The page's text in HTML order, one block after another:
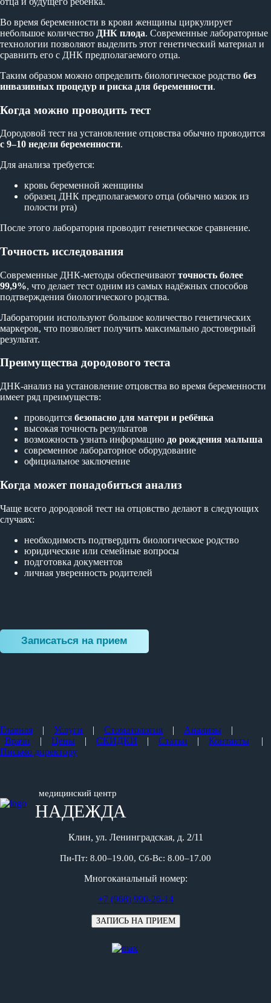
Во время беременности в крови женщины циркулирует
небольшое количество ДНК плода. Современные лабораторные
технологии позволяют выделить этот генетический материал и
сравнить его с ДНК предполагаемого отца.
Таким образом можно определить биологическое родство без
инвазивных процедур и риска для беременности.
Когда можно проводить тест
Дородовой тест на установление отцовства обычно проводится
с 9–10 недели беременности.
Для анализа требуется:
кровь беременной женщины
образец ДНК предполагаемого отца (обычно мазок из
полости рта)
После этого лаборатория проводит генетическое сравнение.
Точность исследования
Современные ДНК-методы обеспечивают точность более
99,9%, что делает тест одним из самых надёжных способов
подтверждения биологического родства.
Лаборатории используют большое количество генетических
маркеров, что позволяет получить максимально достоверный
результат.
Преимущества дородового теста
ДНК-анализ на установление отцовства во время беременности
имеет ряд преимуществ:
проводится безопасно для матери и ребёнка
высокая точность результатов
возможность узнать информацию до рождения малыша
современное лабораторное оборудование
официальное заключение
Когда может понадобиться анализ
Чаще всего дородовой тест на отцовство делают в следующих
случаях:
необходимость подтвердить биологическое родство
юридические или семейные вопросы
подготовка документов
личная уверенность родителей
Записаться на прием
Главная | Услуги | Стоматология | Анализы |
Врачи | Цены | СКИДКИ | Статьи | Контакты |
Письмо директору
медицинский центр
НАДЕЖДА
Клин, ул. Ленинградская, д. 2/11
Пн-Пт: 8.00–19.00, Сб-Вс: 8.00–17.00
Многоканальный номер:
+7 (968) 990-26-14
ЗАПИСЬ НА ПРИЕМ